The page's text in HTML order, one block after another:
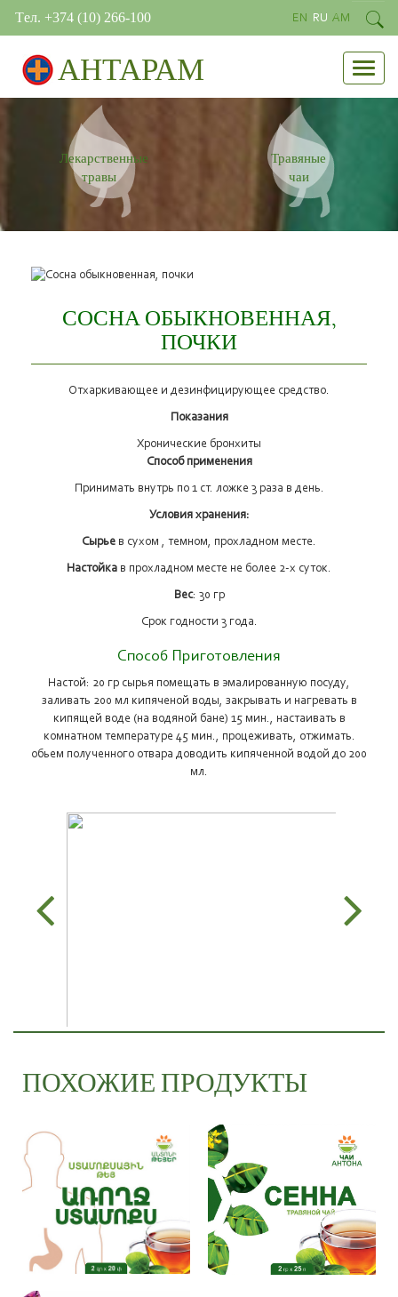
Tел. +374 (10) 266-100 EN RU AM
АНТАРАМ
Лекарственные
травы
Травяные
чаи
СОСНА ОБЫКНОВЕННАЯ,
ПОЧКИ
Отхаркивающее и дезинфицирующее средство.
Показания
Хронические бронхиты
Способ применения
Принимать внутрь по 1 ст. ложке 3 раза в день.
Условия хранения:
Сырье в сухом , темном, прохладном месте.
Настойка в прохладном месте не более 2-х суток.
Вес: 30 гр
Срок годности 3 года.
Способ Приготовления
Настой: 20 гр сырья помещать в эмалированную посуду,
заливать 200 мл кипяченой воды, закрывать и нагревать в
кипящей воде (на водяной бане) 15 мин., настаивать в
комнатном температуре 45 мин., процеживать, отжимать.
обьем полученного отвара доводить кипяченной водой до 200
мл.
ПОХОЖИЕ ПРОДУКТЫ